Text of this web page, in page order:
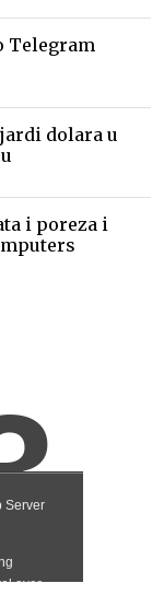
Telegram
dolara u
i poreza i